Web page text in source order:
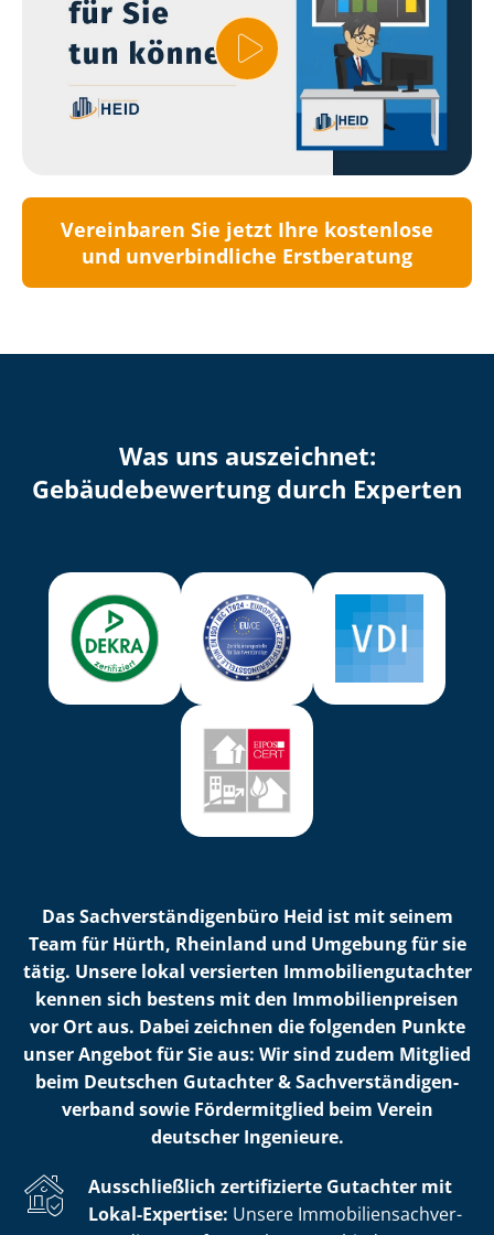
Vereinbaren Sie jetzt Ihre kostenlose
und unverbindliche Erstberatung
Was uns auszeichnet:
Ge­bäu­de­be­wer­tung durch Experten
Das Sach­ver­stän­di­gen­bü­ro Heid ist mit seinem
Team für Hürth, Rheinland und Umgebung für sie
tätig. Unsere lokal versierten Im­mo­bi­li­en­gut­ach­ter
kennen sich bestens mit den Im­mo­bi­li­en­prei­sen
vor Ort aus. Dabei zeichnen die folgenden Punkte
unser Angebot für Sie aus: Wir sind zudem Mitglied
beim Deutschen Gutachter & Sach­ver­stän­di­gen­
ver­band sowie Fördermitglied beim Verein
deutscher Ingenieure.
Ausschließlich zertifizierte Gutachter mit
Lokal-Expertise: Unsere Im­mo­bi­li­en­sach­ver­